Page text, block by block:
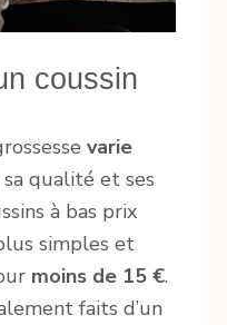
coussin
varie
qualité et ses
à bas prix
simples et
moins de 15 €.
faits d’un